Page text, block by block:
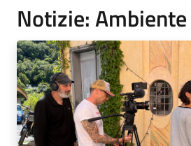
Notizie: Ambiente